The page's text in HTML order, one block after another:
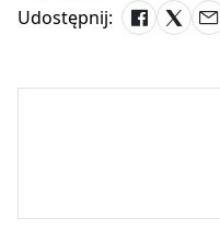
Udostępnij: